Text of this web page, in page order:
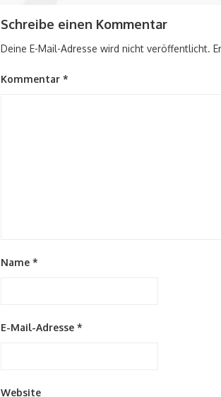
Schreibe einen Kommentar
Deine E-Mail-Adresse wird nicht veröffentlicht.
Kommentar *
Name *
E-Mail-Adresse *
Website